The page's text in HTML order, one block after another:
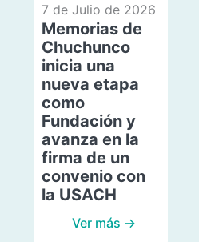
7 de Julio de 2026
Memorias de
Chuchunco
inicia una
nueva etapa
como
Fundación y
avanza en la
firma de un
convenio con
la USACH
Ver más →